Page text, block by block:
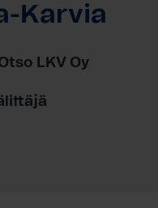
Karvia
LKV Oy